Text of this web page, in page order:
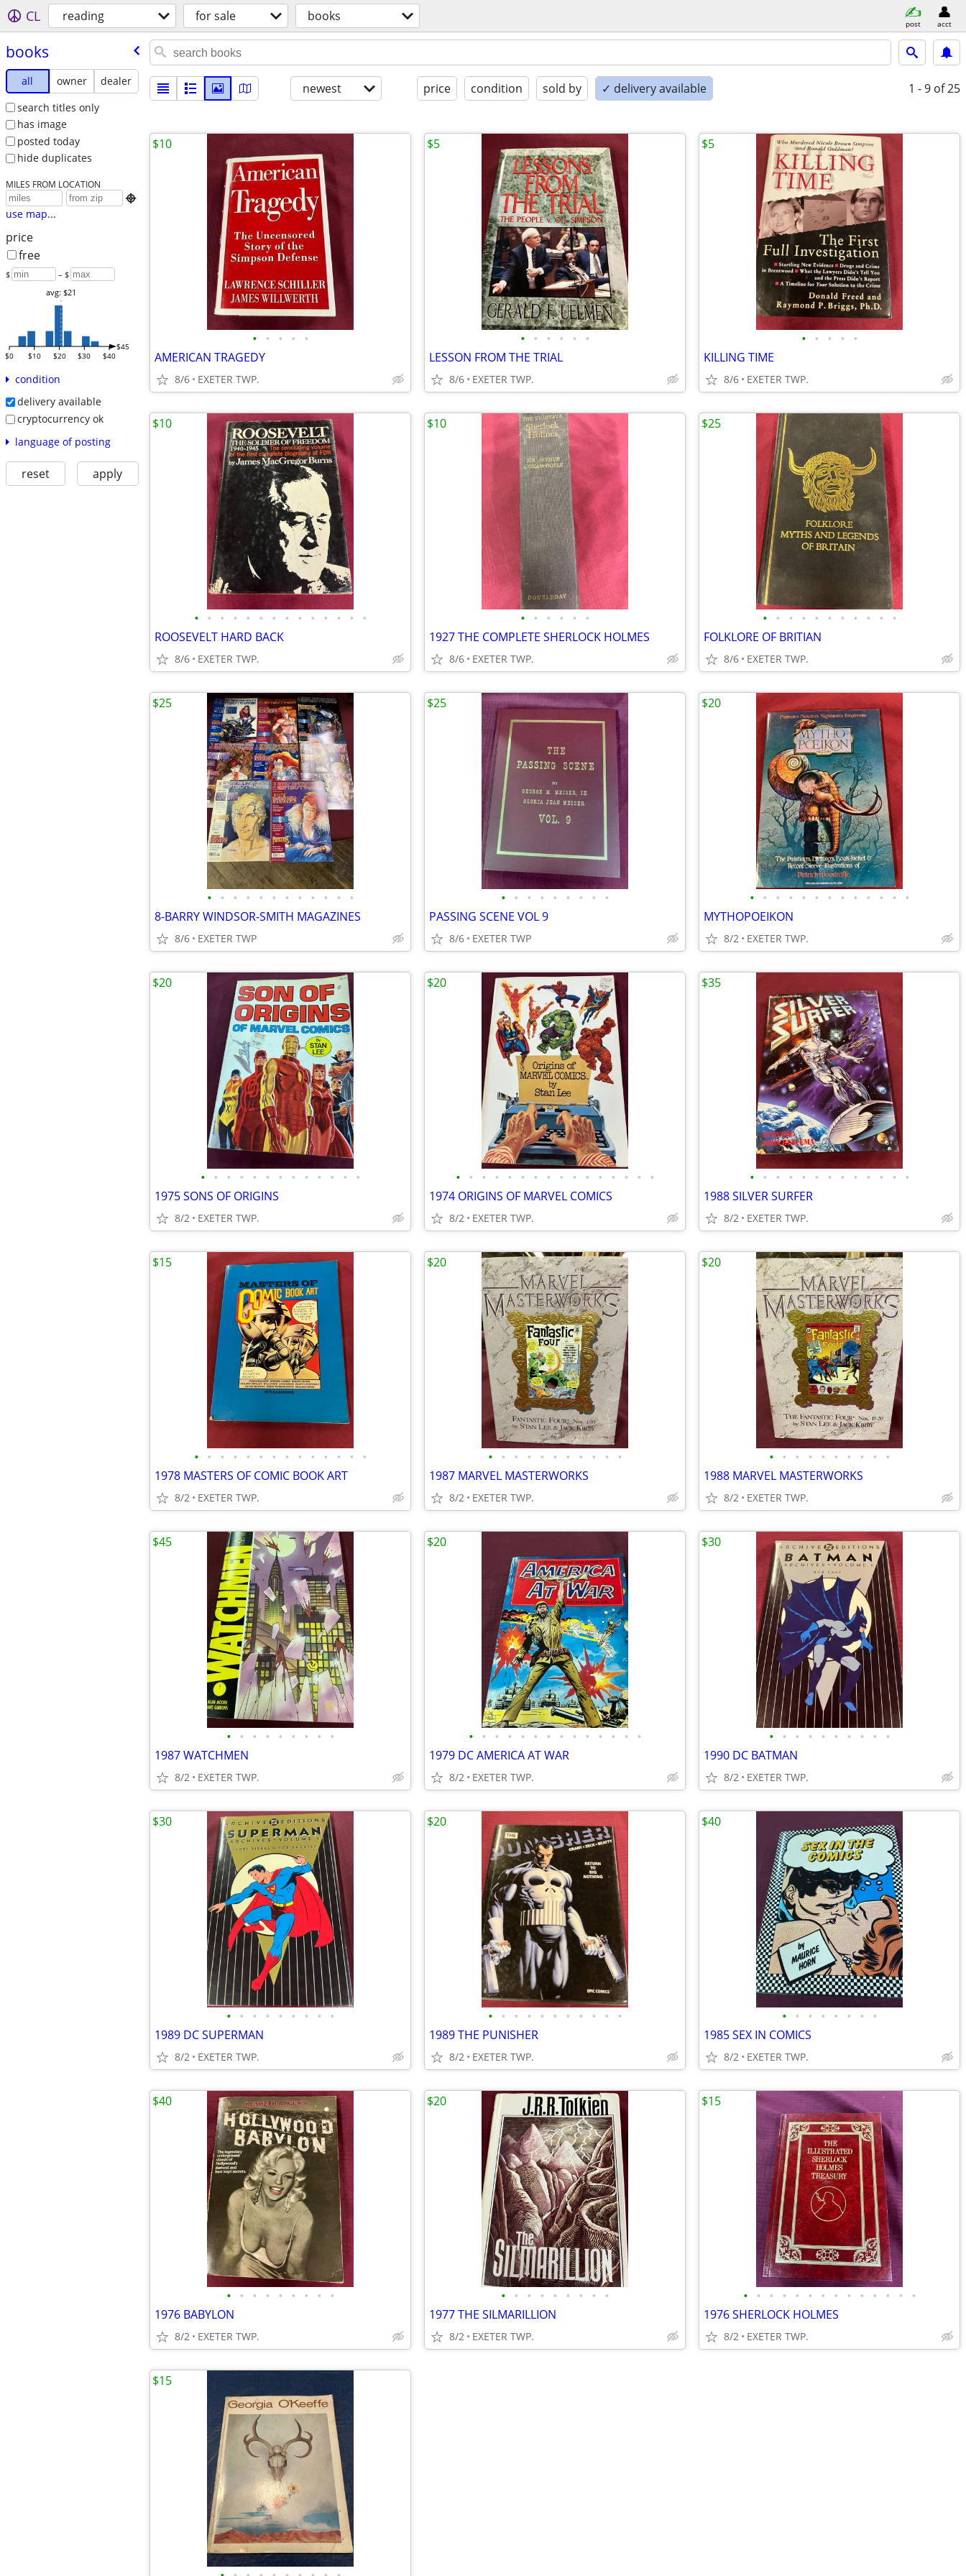
CL reading for sale books post acct
books
all owner
dealer
search titles only
has image
posted today
hide duplicates
MILES FROM LOCATION

use map...
price
free
$ – $
$0 $10 $20 $30 $40
$45
avg: $21
condition
delivery available
cryptocurrency ok
language of posting
reset apply
newest price condition sold by ✓ delivery available 1 - 9 of 25
• • • • •
AMERICAN TRAGEDY
8/6 EXETER TWP.
$10
• • • • • •
LESSON FROM THE TRIAL
8/6 EXETER TWP.
$5
• • • • •
KILLING TIME
8/6 EXETER TWP.
$5
• • • • • • • • • • • • • •
ROOSEVELT HARD BACK
8/6 EXETER TWP.
$10
• • • • • •
1927 THE COMPLETE SHERLOCK HOLMES
8/6 EXETER TWP.
$10
• • • • • • • • • • •
FOLKLORE OF BRITIAN
8/6 EXETER TWP.
$25
• • • • • • • • • • • •
8-BARRY WINDSOR-SMITH MAGAZINES
8/6 EXETER TWP
$25
• • • • • • • • •
PASSING SCENE VOL 9
8/6 EXETER TWP
$25
• • • • • • • • • • • • •
MYTHOPOEIKON
8/2 EXETER TWP.
$20
• • • • • • • • • • • • •
1975 SONS OF ORIGINS
8/2 EXETER TWP.
$20
• • • • • • • • • • • • • • • •
1974 ORIGINS OF MARVEL COMICS
8/2 EXETER TWP.
$20
• • • • • • • • • • • • •
1988 SILVER SURFER
8/2 EXETER TWP.
$35
• • • • • • • • • • • • • •
1978 MASTERS OF COMIC BOOK ART
8/2 EXETER TWP.
$15
• • • • • • • • • • •
1987 MARVEL MASTERWORKS
8/2 EXETER TWP.
$20
• • • • • • • • • •
1988 MARVEL MASTERWORKS
8/2 EXETER TWP.
$20
• • • • • • • • •
1987 WATCHMEN
8/2 EXETER TWP.
$45
• • • • • • • • • • • • • •
1979 DC AMERICA AT WAR
8/2 EXETER TWP.
$20
• • • • • • • • • •
1990 DC BATMAN
8/2 EXETER TWP.
$30
• • • • • • • • •
1989 DC SUPERMAN
8/2 EXETER TWP.
$30
• • • • • • • • • • •
1989 THE PUNISHER
8/2 EXETER TWP.
$20
• • • • • • • •
1985 SEX IN COMICS
8/2 EXETER TWP.
$40
• • • • • • • • •
1976 BABYLON
8/2 EXETER TWP.
$40
• • • • • • • • •
1977 THE SILMARILLION
8/2 EXETER TWP.
$20
• • • • • • • • • • • • • •
1976 SHERLOCK HOLMES
8/2 EXETER TWP.
$15
$15